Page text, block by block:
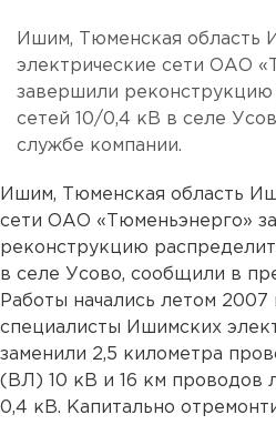
Ишим, Тюменская область
электрические сети ОАО
завершили
сетей 10/0,4 кВ в селе
службе компании.
Ишим, Тюменская область
сети ОАО «Тюменьэнерго»
реконструкцию
в селе Усово, сообщили в
Работы начались летом 2007
специалисты Ишимских
заменили 2,5 километра
(ВЛ) 10 кВ и 16 км проводов
0,4 кВ. Капитально